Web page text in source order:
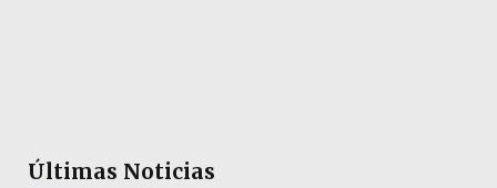
Últimas Noticias